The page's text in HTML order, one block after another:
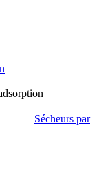
Sécheurs par